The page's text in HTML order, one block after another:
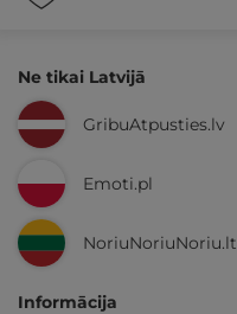
Ne tikai Latvijā
GribuAtpusties.lv
Emoti.pl
NoriuNoriuNoriu.lt
Informācija